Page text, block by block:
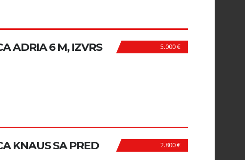
5.000 €
ADRIA 6 M, IZVRS
2.800 €
KNAUS SA PRED